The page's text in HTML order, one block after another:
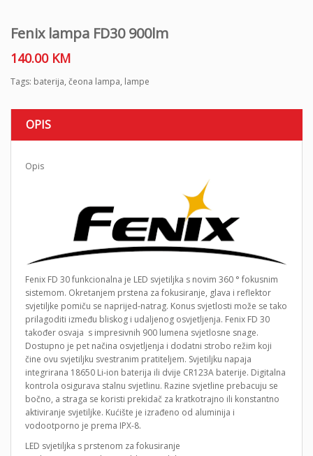
Fenix lampa FD30 900lm
140.00 KM
Tags: baterija, čeona lampa, lampe
OPIS
Opis
Fenix ​​FD 30 funkcionalna je LED svjetiljka s novim 360 ° fokusnim
sistemom. Okretanjem prstena za fokusiranje, glava i reflektor
svjetiljke pomiču se naprijed-natrag. Konus svjetlosti može se tako
prilagoditi između bliskog i udaljenog osvjetljenja. Fenix ​​FD 30
također osvaja s impresivnih 900 lumena svjetlosne snage.
Dostupno je pet načina osvjetljenja i dodatni strobo režim koji
čine ovu svjetiljku svestranim pratiteljem. Svjetiljku napaja
integrirana 18650 Li-ion baterija ili dvije CR123A baterije. Digitalna
kontrola osigurava stalnu svjetlinu. Razine svjetline prebacuju se
bočno, a straga se koristi prekidač za kratkotrajno ili konstantno
aktiviranje svjetiljke. Kućište je izrađeno od aluminija i
vodootporno je prema IPX-8.
LED svjetiljka s prstenom za fokusiranje